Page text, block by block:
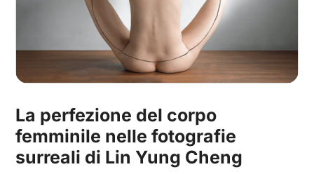
La perfezione del corpo
femminile nelle fotografie
surreali di Lin Yung Cheng